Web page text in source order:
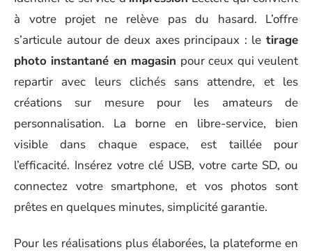
à votre projet ne relève pas du hasard. L’offre
s’articule autour de deux axes principaux : le tirage
photo instantané en magasin pour ceux qui veulent
repartir avec leurs clichés sans attendre, et les
créations sur mesure pour les amateurs de
personnalisation. La borne en libre-service, bien
visible dans chaque espace, est taillée pour
l’efficacité. Insérez votre clé USB, votre carte SD, ou
connectez votre smartphone, et vos photos sont
prêtes en quelques minutes, simplicité garantie.
Pour les réalisations plus élaborées, la plateforme en